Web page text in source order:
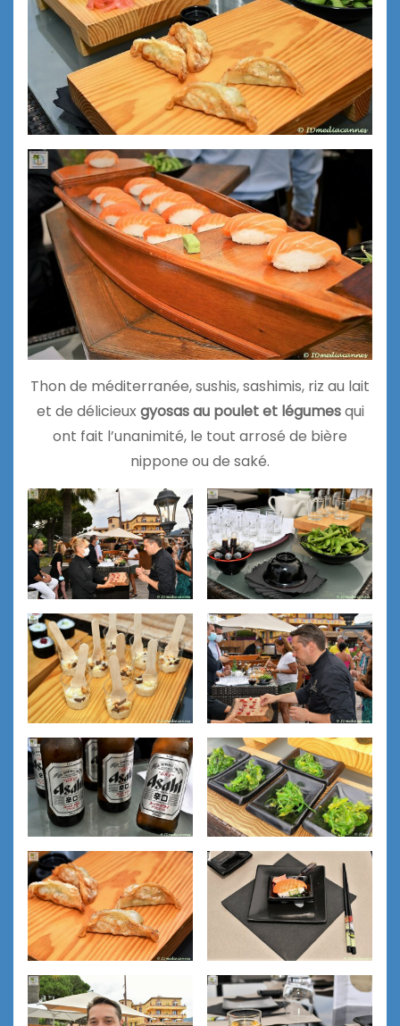
Thon de méditerranée, sushis, sashimis, riz au lait
et de délicieuxgyosas au poulet et légumesqui
ont fait l’unanimité, le tout arrosé de bière
nippone ou de saké.